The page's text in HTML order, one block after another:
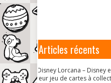
Articles récents
Disney Lorcana – Disney
leur jeu de cartes à